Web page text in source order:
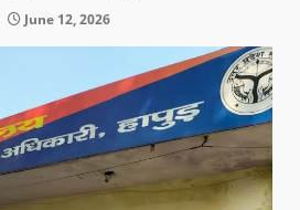
June 12, 2026